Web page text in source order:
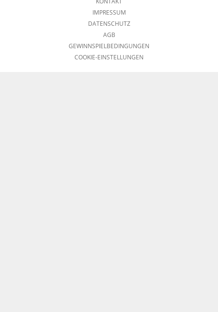
IMPRESSUM
DATENSCHUTZ
AGB
GEWINNSPIELBEDINGUNGEN
COOKIE-EINSTELLUNGEN